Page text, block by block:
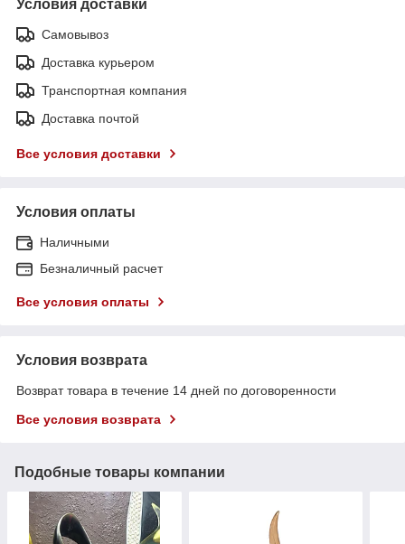
Условия доставки
Самовывоз
Доставка курьером
Транспортная компания
Доставка почтой
Все условия доставки
Условия оплаты
Наличными
Безналичный расчет
Все условия оплаты
Условия возврата
Возврат товара в течение 14 дней по договоренности
Все условия возврата
Подобные товары компании